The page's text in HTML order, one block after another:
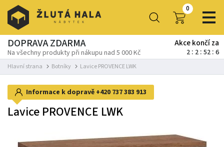
0
DOPRAVA ZDARMA
Na všechny produkty při nákupu nad 5 000 Kč
Akce končí za
2 2 52 5
Hlavní strana Botníky Lavice PROVENCE LWK
Informace k dopravě +420 737 383 913
Lavice PROVENCE LWK